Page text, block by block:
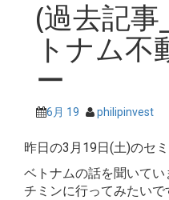
(過去記事
トナム不
ー
6月 19 philipinvest
昨日の3月19日(土)のセ
ベトナムの話を聞いて
チミンに行ってみたいで